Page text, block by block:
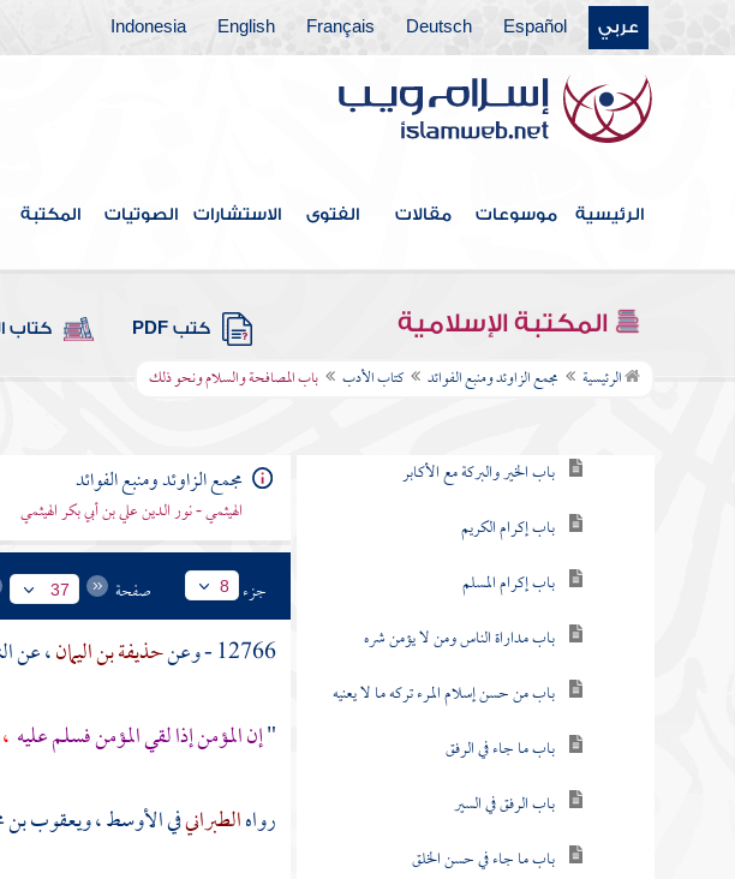
عربي Español
Deutsch
Français
English
Indonesia
الرئيسية موسوعات مقالات الفتوى الاستشارات الصوتيات المكتبة
المكتبة الإسلامية كتب PDF كتاب
الرئيسية مجمع الزاوئد ومنبع الفوائد كتاب الأدب باب المصافحة والسلام ونحو ذلك
كتاب الحدود والديات
كتاب الديات
كتاب التفسير
كتاب التعبير
كتاب القدر
كتاب الفتن أعاذنا الله منها
كتاب الأدب
باب الخير والبركة مع الأكابر
باب إكرام الكريم
باب إكرام المسلم
باب مداراة الناس ومن لا يؤمن شره
باب من حسن إسلام المرء تركه ما لا يعنيه
باب ما جاء في الرفق
باب الرفق في السير
باب ما جاء في حسن الخلق
مجمع الزاوئد ومنبع الفوائد
الهيثمي - نور الدين علي بن أبي بكر الهيثمي
جزء 8 صفحة 37
12766 - وعن حذيفة بن اليمان، عن
"إن المؤمن إذا لقي المؤمن فسلم عليه
رواهالطبرانيفي الأوسط ،ويعقوب بن